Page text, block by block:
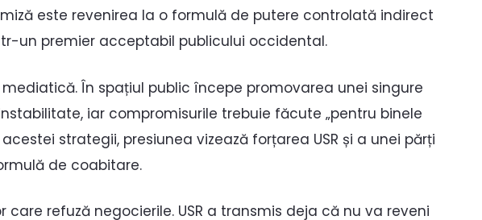
este revenirea la o formulă de putere controlată indirect
un premier acceptabil publicului occidental.
În spațiul public începe promovarea unei singure
iar compromisurile trebuie făcute „pentru binele
strategii, presiunea vizează forțarea USR și a unei părți
de coabitare.
care refuză negocierile. USR a transmis deja că nu va reveni